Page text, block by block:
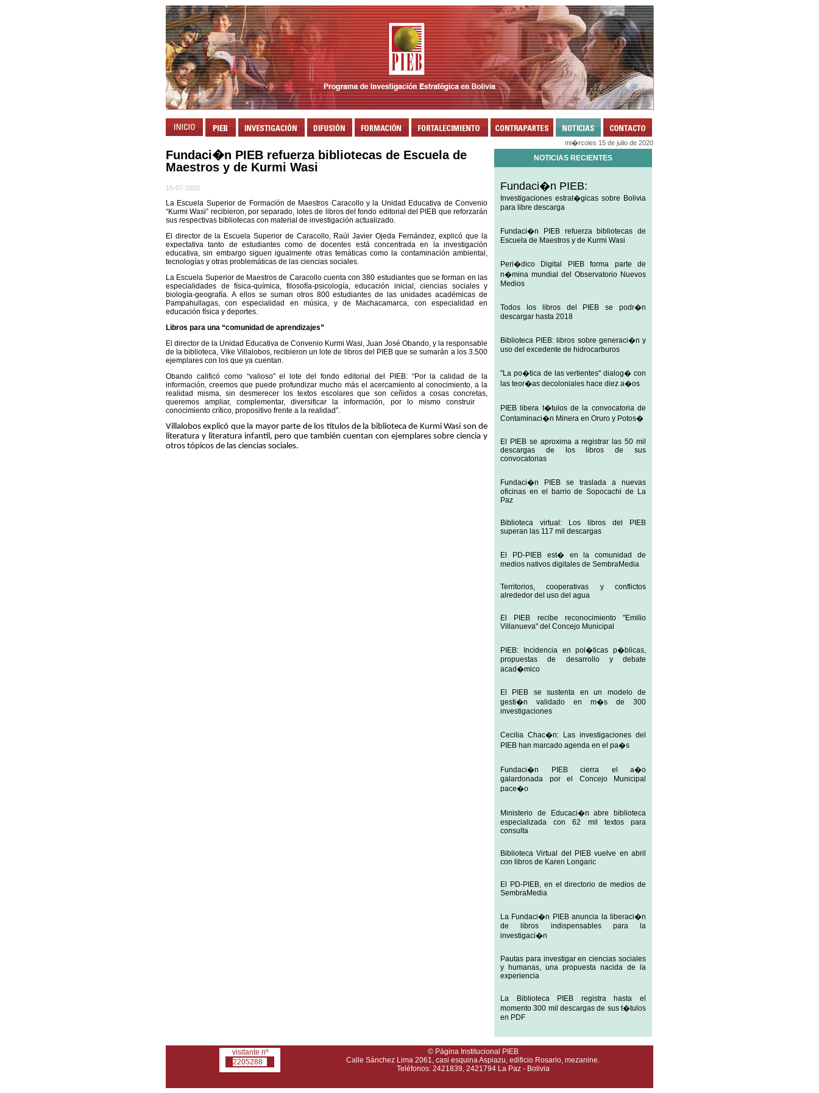
mi�rcoles 15 de julio de 2020
Fundaci�n PIEB refuerza bibliotecas de Escuela de
Maestros y de Kurmi Wasi
15-07-2020
La Escuela Superior de Formación de Maestros Caracollo y la Unidad Educativa de Convenio
“Kurmi Wasi” recibieron, por separado, lotes de libros del fondo editorial del PIEB que reforzarán
sus respectivas bibliotecas con material de investigación actualizado.
El director de la Escuela Superior de Caracollo, Raúl Javier Ojeda Fernández, explicó que la
expectativa tanto de estudiantes como de docentes está concentrada en la investigación
educativa, sin embargo siguen igualmente otras temáticas como la contaminación ambiental,
tecnologías y otras problemáticas de las ciencias sociales.
La Escuela Superior de Maestros de Caracollo cuenta con 380 estudiantes que se forman en las
especialidades de física-química, filosofía-psicología, educación inicial, ciencias sociales y
biología-geografía. A ellos se suman otros 800 estudiantes de las unidades académicas de
Pampahullagas, con especialidad en música, y de Machacamarca, con especialidad en
educación física y deportes.
Libros para una “comunidad de aprendizajes”
El director de la Unidad Educativa de Convenio Kurmi Wasi, Juan José Obando, y la responsable
de la biblioteca, Vike Villalobos, recibieron un lote de libros del PIEB que se sumarán a los 3.500
ejemplares con los que ya cuentan.
Obando calificó como “valioso” el lote del fondo editorial del PIEB: “Por la calidad de la
información, creemos que puede profundizar mucho más el acercamiento al conocimiento, a la
realidad misma, sin desmerecer los textos escolares que son ceñidos a cosas concretas,
queremos ampliar, complementar, diversificar la información, por lo mismo construir
conocimiento crítico, propositivo frente a la realidad”.
Villalobos explicó que la mayor parte de los títulos de la biblioteca de Kurmi Wasi son de
literatura y literatura infantil, pero que también cuentan con ejemplares sobre ciencia y
otros tópicos de las ciencias sociales.
NOTICIAS RECIENTES
Fundaci�n PIEB:
Investigaciones estrat�gicas sobre Bolivia
para libre descarga
Fundaci�n PIEB refuerza bibliotecas de
Escuela de Maestros y de Kurmi Wasi
Peri�dico Digital PIEB forma parte de
n�mina mundial del Observatorio Nuevos
Medios
Todos los libros del PIEB se podr�n
descargar hasta 2018
Biblioteca PIEB: libros sobre generaci�n y
uso del excedente de hidrocarburos
"La po�tica de las vertientes" dialog� con
las teor�as decoloniales hace diez a�os
PIEB libera t�tulos de la convocatoria de
Contaminaci�n Minera en Oruro y Potos�
El PIEB se aproxima a registrar las 50 mil
descargas de los libros de sus
convocatorias
Fundaci�n PIEB se traslada a nuevas
oficinas en el barrio de Sopocachi de La
Paz
Biblioteca virtual: Los libros del PIEB
superan las 117 mil descargas
El PD-PIEB est� en la comunidad de
medios nativos digitales de SembraMedia
Territorios, cooperativas y conflictos
alrededor del uso del agua
El PIEB recibe reconocimiento "Emilio
Villanueva" del Concejo Municipal
PIEB: Incidencia en pol�ticas p�blicas,
propuestas de desarrollo y debate
acad�mico
El PIEB se sustenta en un modelo de
gesti�n validado en m�s de 300
investigaciones
Cecilia Chac�n: Las investigaciones del
PIEB han marcado agenda en el pa�s
Fundaci�n PIEB cierra el a�o
galardonada por el Concejo Municipal
pace�o
Ministerio de Educaci�n abre biblioteca
especializada con 62 mil textos para
consulta
Biblioteca Virtual del PIEB vuelve en abril
con libros de Karen Longaric
El PD-PIEB, en el directorio de medios de
SembraMedia
La Fundaci�n PIEB anuncia la liberaci�n
de libros indispensables para la
investigaci�n
Pautas para investigar en ciencias sociales
y humanas, una propuesta nacida de la
experiencia
La Biblioteca PIEB registra hasta el
momento 300 mil descargas de sus t�tulos
en PDF
visitante nº
2205288
© Página Institucional PIEB
Calle Sánchez Lima 2061, casi esquina Aspiazu, edificio Rosario, mezanine.
Teléfonos: 2421839, 2421794 La Paz - Bolivia